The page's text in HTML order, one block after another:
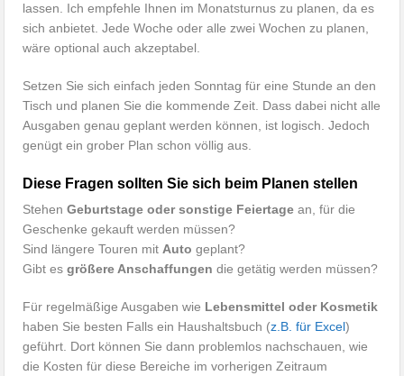
lassen. Ich empfehle Ihnen im Monatsturnus zu planen, da es
sich anbietet. Jede Woche oder alle zwei Wochen zu planen,
wäre optional auch akzeptabel.
Setzen Sie sich einfach jeden Sonntag für eine Stunde an den
Tisch und planen Sie die kommende Zeit. Dass dabei nicht alle
Ausgaben genau geplant werden können, ist logisch. Jedoch
genügt ein grober Plan schon völlig aus.
Diese Fragen sollten Sie sich beim Planen stellen
StehenGeburtstage oder sonstige Feiertage an, für die
Geschenke gekauft werden müssen?
Sind längere Touren mitAuto geplant?
Gibt esgrößere Anschaffungen die getätig werden müssen?
Für regelmäßige Ausgaben wie Lebensmittel oder Kosmetik
haben Sie besten Falls ein Haushaltsbuch (z.B. für Excel)
geführt. Dort können Sie dann problemlos nachschauen, wie
die Kosten für diese Bereiche im vorherigen Zeitraum